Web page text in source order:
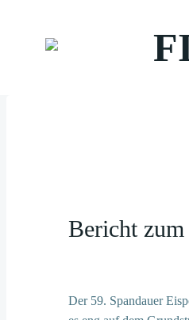
Bericht zum
Der 59. Spandauer